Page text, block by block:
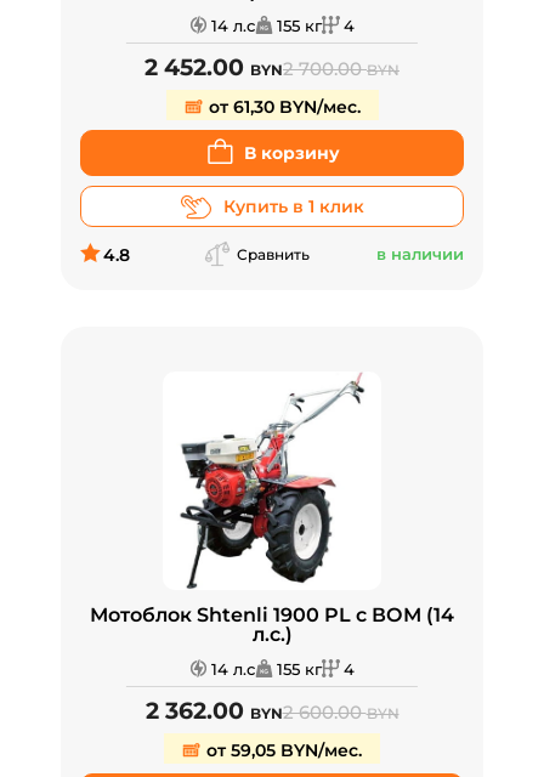
14 л.с 155 кг 4
2 452.00 BYN2 700.00BYN
от 61,30 BYN/мес.
В корзину
Купить в 1 клик
4.8 Сравнить в наличии
Мотоблок Shtenli 1900 PL с ВОМ (14
л.с.)
14 л.с 155 кг 4
2 362.00 BYN2 600.00BYN
от 59,05 BYN/мес.